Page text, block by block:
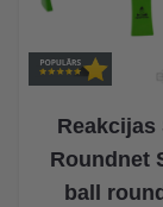
Reakcijas
Roundnet
ball